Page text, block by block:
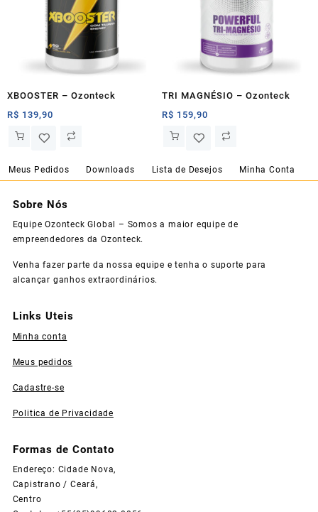
XBOOSTER – Ozonteck
R$ 139,90
TRI MAGNÉSIO – Ozonteck
R$ 159,90
Meus Pedidos Downloads Lista de Desejos Minha Conta
Sobre Nós
Equipe Ozonteck Global – Somos a maior equipe de
empreendedores da Ozonteck.
Venha fazer parte da nossa equipe e tenha o suporte para
alcançar ganhos extraordinários.
Links Uteis
Minha conta
Meus pedidos
Cadastre-se
Politica de Privacidade
Formas de Contato
Endereço: Cidade Nova,
Capistrano / Ceará,
Centro